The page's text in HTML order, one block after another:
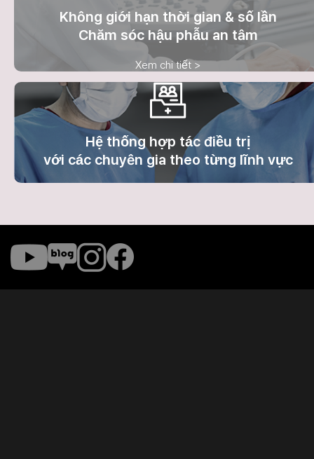
Không giới hạn thời gian & số lần
Chăm sóc hậu phẫu an tâm
Xem chi tiết >
Hệ thống hợp tác điều trị
với các chuyên gia theo từng lĩnh vực